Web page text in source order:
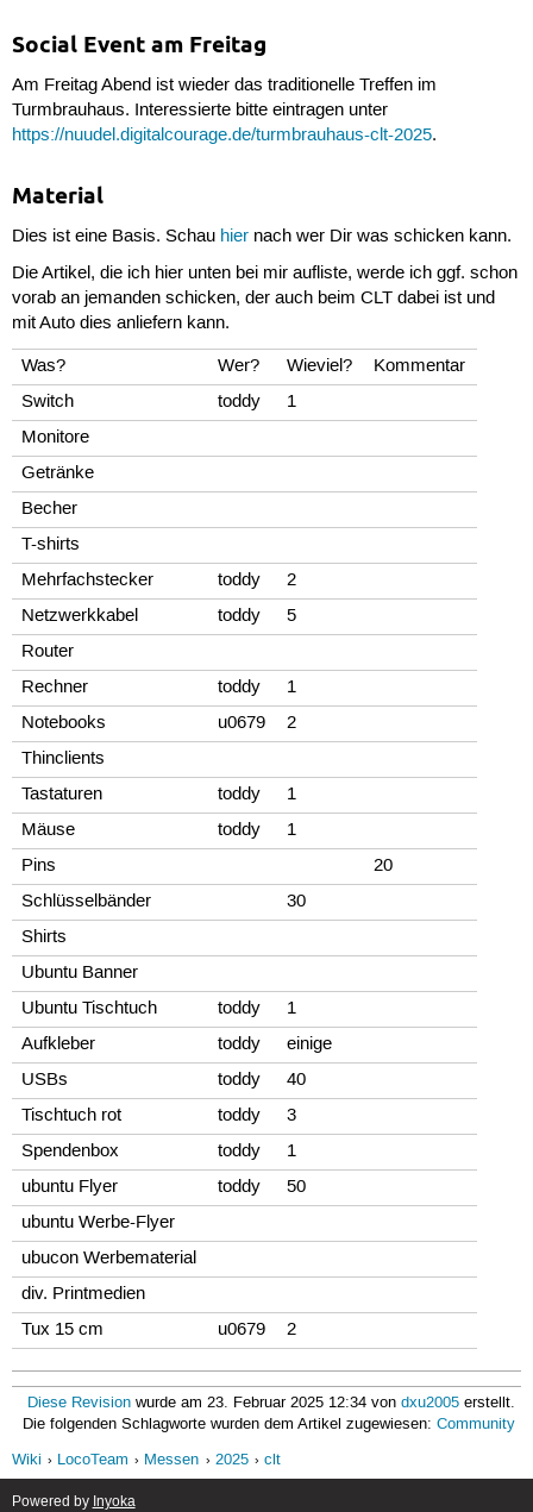
Social Event am Freitag
Am Freitag Abend ist wieder das traditionelle Treffen im
Turmbrauhaus. Interessierte bitte eintragen unter
https://nuudel.digitalcourage.de/turmbrauhaus-clt-2025.
Material
Dies ist eine Basis. Schau hiernach wer Dir was schicken kann.
Die Artikel, die ich hier unten bei mir aufliste, werde ich ggf. schon
vorab an jemanden schicken, der auch beim CLT dabei ist und
mit Auto dies anliefern kann.
Was? Wer? Wieviel?
Kommentar
Switch
toddy
1
Monitore
Getränke
Becher
T-shirts
Mehrfachstecker
toddy
2
Netzwerkkabel
toddy
5
Router
Rechner
toddy
1
Notebooks
u0679
2
Thinclients
Tastaturen
toddy
1
Mäuse
toddy
1
Pins
20
Schlüsselbänder
30
Shirts
Ubuntu Banner
Ubuntu Tischtuch
toddy
1
Aufkleber
toddy
einige
USBs
toddy
40
Tischtuch rot
toddy
3
Spendenbox
toddy
1
ubuntu Flyer
toddy
50
ubuntu Werbe-Flyer
ubucon Werbematerial
div. Printmedien
Tux 15 cm
u0679 2
Diese Revision wurde am 23. Februar 2025 12:34 vondxu2005 erstellt.
Die folgenden Schlagworte wurden dem Artikel zugewiesen:Community
Wiki
LocoTeam Messen 2025 clt
Powered by Inyoka